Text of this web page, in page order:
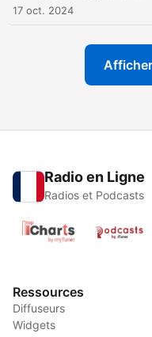
17 oct. 2024
Radio en Ligne
Radios et Podcasts
Ressources
Diffuseurs
Widgets